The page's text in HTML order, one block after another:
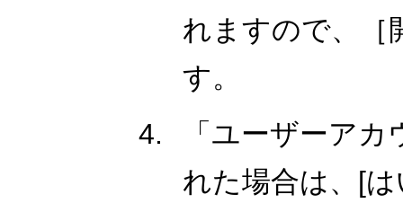
れますので、［
す。
「ユーザーア
れた場合は、[